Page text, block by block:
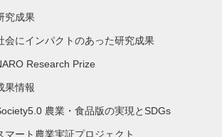
究成果
会にインパクトのあった研究成果
Research Prize
果情報
農業・食品版の実現とSDGs
マート農業実証プロジェクト